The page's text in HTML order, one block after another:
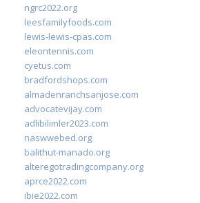
ngrc2022.org
leesfamilyfoods.com
lewis-lewis-cpas.com
eleontennis.com
cyetus.com
bradfordshops.com
almadenranchsanjose.com
advocatevijay.com
adlibilimler2023.com
naswwebed.org
balithut-manado.org
alteregotradingcompany.org
aprce2022.com
ibie2022.com